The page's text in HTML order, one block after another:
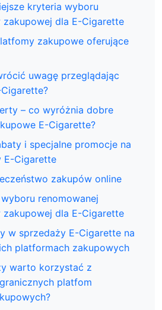
kryteria wyboru
zakupowej dla E-Cigarette
zakupowe oferujące
uwagę przeglądając
– co wyróżnia dobre
E-Cigarette?
i specjalne promocje na
E-Cigarette
zakupów online
renomowanej
zakupowej dla E-Cigarette
w sprzedaży E-Cigarette na
platformach zakupowych
warto korzystać z
platfom